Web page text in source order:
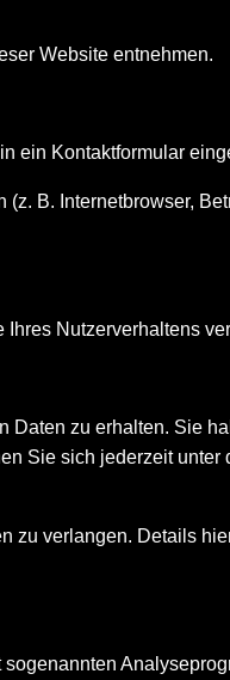
Website entnehmen.
ein Kontaktformular
B. Internetbrowser,
Nutzerverhaltens
Daten zu erhalten. Sie
Sie sich jederzeit unter
zu verlangen. Details